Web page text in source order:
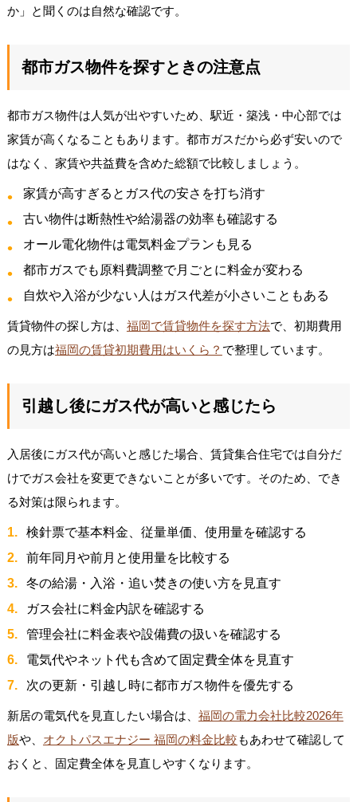
か」と聞くのは自然な確認です。
都市ガス物件を探すときの注意点
都市ガス物件は人気が出やすいため、駅近・築浅・中心部では
家賃が高くなることもあります。都市ガスだから必ず安いので
はなく、家賃や共益費を含めた総額で比較しましょう。
家賃が高すぎるとガス代の安さを打ち消す
古い物件は断熱性や給湯器の効率も確認する
オール電化物件は電気料金プランも見る
都市ガスでも原料費調整で月ごとに料金が変わる
自炊や入浴が少ない人はガス代差が小さいこともある
賃貸物件の探し方は、 福岡で賃貸物件を探す方法で、初期費用
の見方は福岡の賃貸初期費用はいくら？ で整理しています。
引越し後にガス代が高いと感じたら
入居後にガス代が高いと感じた場合、賃貸集合住宅では自分だ
けでガス会社を変更できないことが多いです。そのため、でき
る対策は限られます。
検針票で基本料金、従量単価、使用量を確認する
前年同月や前月と使用量を比較する
冬の給湯・入浴・追い焚きの使い方を見直す
ガス会社に料金内訳を確認する
管理会社に料金表や設備費の扱いを確認する
電気代やネット代も含めて固定費全体を見直す
次の更新・引越し時に都市ガス物件を優先する
新居の電気代を見直したい場合は、 福岡の電力会社比較2026年
版や、 オクトパスエナジー 福岡の料金比較もあわせて確認して
おくと、固定費全体を見直しやすくなります。